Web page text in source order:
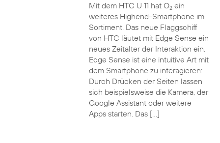
Mit dem HTC U 11 hat O2ein
weiteres Highend-Smartphone im
Sortiment. Das neue Flaggschiff
von HTC läutet mit Edge Sense ein
neues Zeitalter der Interaktion ein.
Edge Sense ist eine intuitive Art mit
dem Smartphone zu interagieren:
Durch Drücken der Seiten lassen
sich beispielsweise die Kamera, der
Google Assistant oder weitere
Apps starten. Das […]